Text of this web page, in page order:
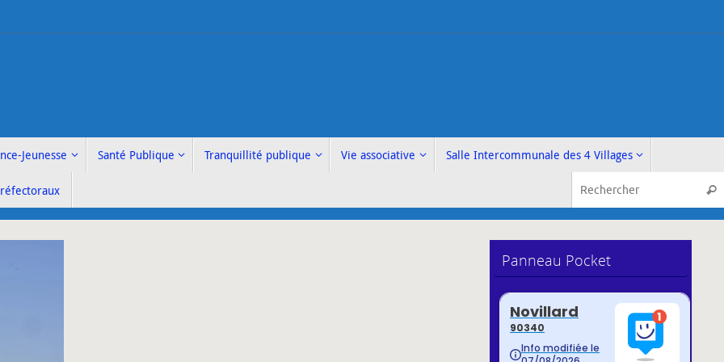
Jeunesse Santé Publique Tranquillité publique Vie associative Salle Intercommunale des 4 Villages
Panneau Pocket